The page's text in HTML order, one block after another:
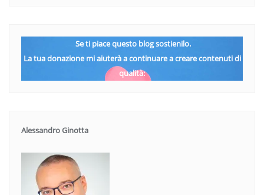
Se ti piace questo blog sostienilo.
La tua donazione mi aiuterà a continuare a creare contenuti di
qualità:
Alessandro Ginotta